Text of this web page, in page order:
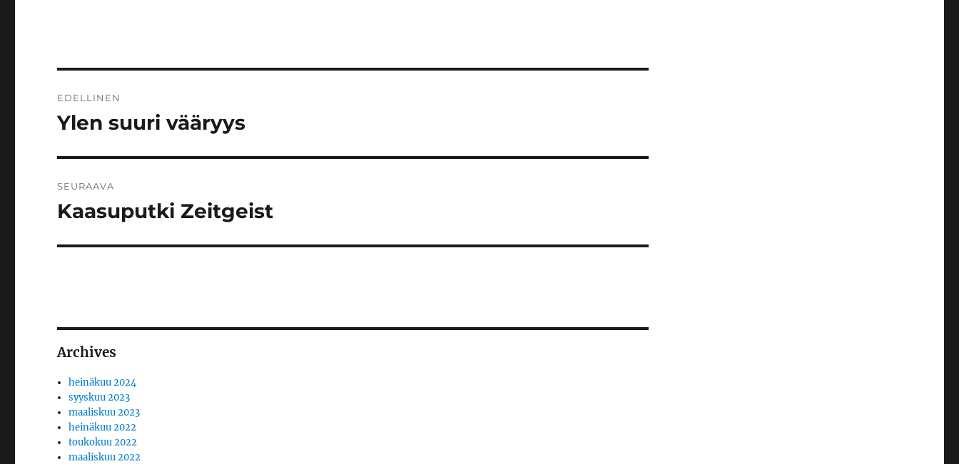
selaus
EDELLINEN
Edellinen
Ylen suuri vääryys
SEURAAVA
Seuraava
Kaasuputki Zeitgeist
Archives
heinäkuu 2024
syyskuu 2023
maaliskuu 2023
heinäkuu 2022
toukokuu 2022
maaliskuu 2022